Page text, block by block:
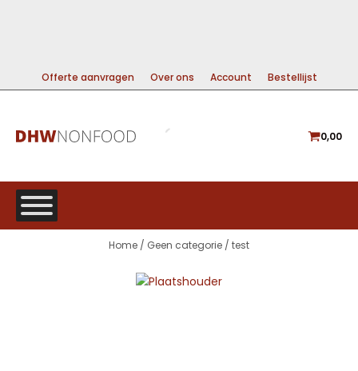
Offerte aanvragen Over ons Account Bestellijst
0,00
Home / Geen categorie / test